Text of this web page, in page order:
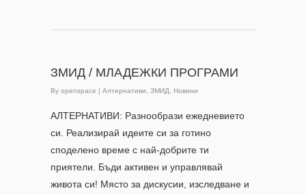
ЗМИД / МЛАДЕЖКИ ПРОГРАМИ
By openspace | Алтернативи ЗМИД Новини
АЛТЕРНАТИВИ: Разнообрази ежедневието
си. Реализирай идеите си за готино
споделено време с най-добрите ти
приятели. Бъди активен и управлявай
живота си! Място за дискусии, изследване и